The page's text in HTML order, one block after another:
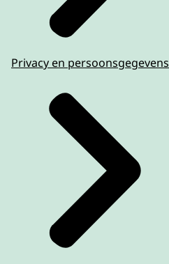
Privacy en persoonsgegevens